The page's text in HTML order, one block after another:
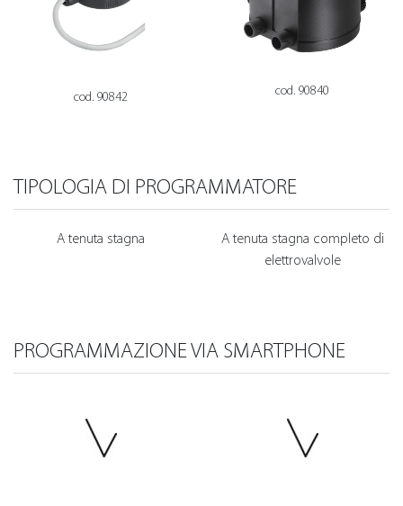
cod. 90842 cod. 90840
TIPOLOGIA DI PROGRAMMATORE
A tenuta stagna
A tenuta stagna completo di
elettrovalvole
PROGRAMMAZIONE VIA SMARTPHONE